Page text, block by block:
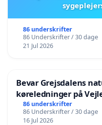
86 underskrifter
86 Underskrifter / 30 dage
21 Jul 2026
Bevar Grejsdalens
køreledninger på
86 underskrifter
86 Underskrifter / 30 dage
16 Jul 2026